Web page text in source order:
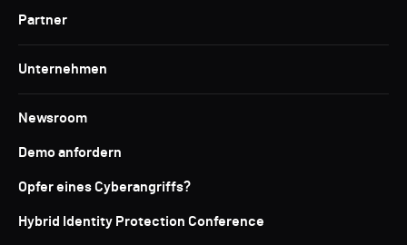
Partner
Unternehmen
Newsroom
Demo anfordern
Opfer eines Cyberangriffs?
Hybrid Identity Protection Conference